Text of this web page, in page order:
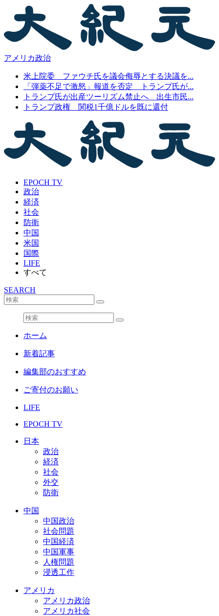
アメリカ政治
米上院委 ファウチ氏を議会侮辱とする決議を...
「弾薬不足で激怒」報道を否定 トランプ氏が...
トランプ氏が出産ツーリズム禁止へ 出生市民...
トランプ政権 関税1千億ドルを既に還付
EPOCH TV
政治
経済
社会
防衛
中国
米国
国際
LIFE
すべて
SEARCH
ホーム
新着記事
編集部のおすすめ
ご寄付のお願い
LIFE
EPOCH TV
日本
政治
経済
社会
外交
防衛
中国
中国政治
社会問題
中国経済
中国軍事
人権問題
浸透工作
アメリカ
アメリカ政治
アメリカ社会